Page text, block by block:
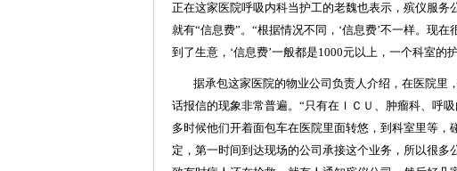
正在这家医院呼吸内科当护工的老魏也表示，殡仪服
就有“信息费”。“根据情况不同，‘信息费’不一样。现
到了生意，‘信息费’一般都是1000元以上，一个科室的
据承包这家医院的物业公司负责人介绍，在医院里
话报信的现象非常普遍。“只有在ＩＣＵ、肿瘤科、呼
多时候他们开着面包车在医院里面转悠，到科室里等
定，第一时间到达现场的公司承接这个业务，所以很